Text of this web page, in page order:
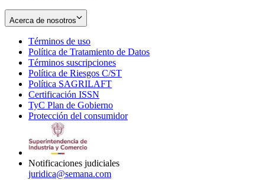
Acerca de nosotros
Términos de uso
in
new
window
Política de Tratamiento de Datos
Términos suscripciones
in
Política de Riesgos C/ST
Política SAGRILAFT
new
window
Certificación ISSN
in
new
TyC Plan de Gobierno
in
Protección del consumidorOpens
Notificaciones judiciales
juridica@semana.com